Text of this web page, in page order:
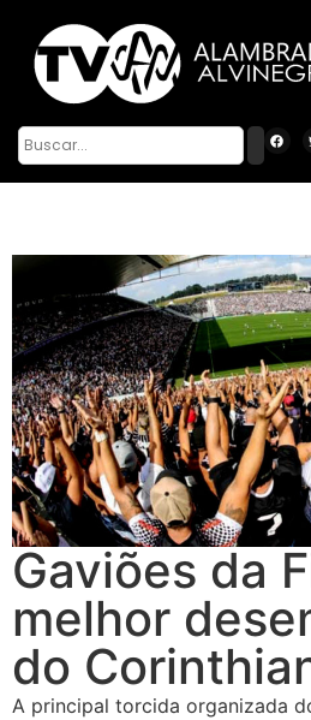
Gaviões da
melhor
do
A principal torcida organizada